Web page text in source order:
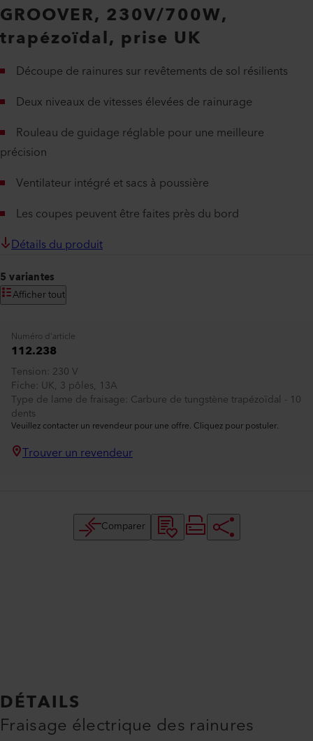
GROOVER, 230V/700W,
trapézoïdal, prise UK
Découpe de rainures sur revêtements de sol résilients
Deux niveaux de vitesses élevées de rainurage
Rouleau de guidage réglable pour une meilleure
précision
Ventilateur intégré et sacs à poussière
Les coupes peuvent être faites près du bord
Détails du produit
5 variantes
Afficher tout
Numéro d'article
112.238
Tension 230 V
Fiche UK, 3 pôles, 13A
Type de lame de fraisage Carbure de tungstène trapézoïdal - 10
dents
Veuillez contacter un revendeur pour une offre. Cliquez pour postuler.
Trouver un revendeur
Comparer
DÉTAILS
Fraisage électrique des rainures